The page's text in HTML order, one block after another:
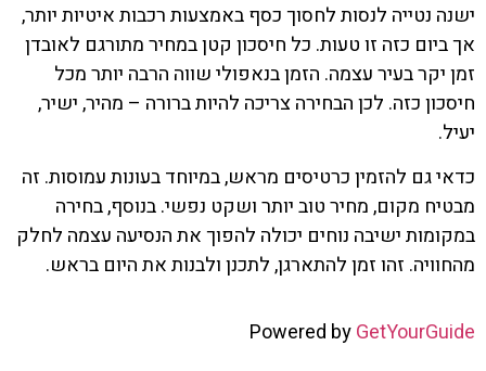
ישנה נטייה לנסות לחסוך כסף באמצעות רכבות איטיות יותר,
אך ביום כזה זו טעות. כל חיסכון קטן במחיר מתורגם לאובדן
זמן יקר בעיר עצמה. הזמן בנאפולי שווה הרבה יותר מכל
חיסכון כזה. לכן הבחירה צריכה להיות ברורה – מהיר, ישיר,
יעיל.
כדאי גם להזמין כרטיסים מראש, במיוחד בעונות עמוסות. זה
מבטיח מקום, מחיר טוב יותר ושקט נפשי. בנוסף, בחירה
במקומות ישיבה נוחים יכולה להפוך את הנסיעה עצמה לחלק
מהחוויה. זהו זמן להתארגן, לתכנן ולבנות את היום בראש.
Powered byGetYourGuide